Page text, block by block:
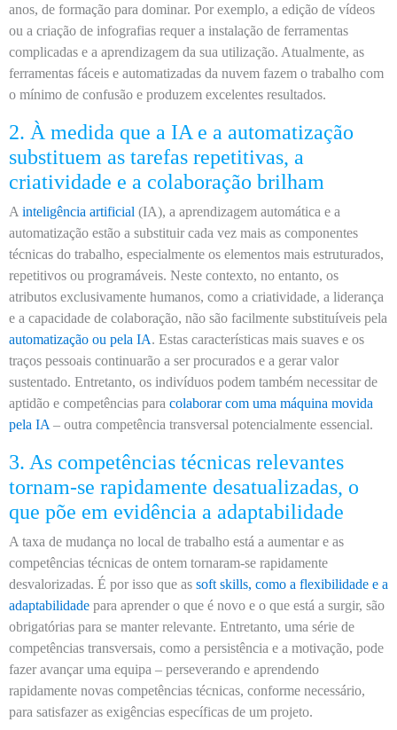
anos, de formação para dominar. Por exemplo, a edição de vídeos
ou a criação de infografias requer a instalação de ferramentas
complicadas e a aprendizagem da sua utilização. Atualmente, as
ferramentas fáceis e automatizadas da nuvem fazem o trabalho com
o mínimo de confusão e produzem excelentes resultados.
2. À medida que a IA e a automatização
substituem as tarefas repetitivas, a
criatividade e a colaboração brilham
A inteligência artificial (IA), a aprendizagem automática e a
automatização estão a substituir cada vez mais as componentes
técnicas do trabalho, especialmente os elementos mais estruturados,
repetitivos ou programáveis. Neste contexto, no entanto, os
atributos exclusivamente humanos, como a criatividade, a liderança
e a capacidade de colaboração, não são facilmente substituíveis pela
automatização ou pela IA. Estas características mais suaves e os
traços pessoais continuarão a ser procurados e a gerar valor
sustentado. Entretanto, os indivíduos podem também necessitar de
aptidão e competências para colaborar com uma máquina movida
pela IA – outra competência transversal potencialmente essencial.
3. As competências técnicas relevantes
tornam-se rapidamente desatualizadas, o
que põe em evidência a adaptabilidade
A taxa de mudança no local de trabalho está a aumentar e as
competências técnicas de ontem tornaram-se rapidamente
desvalorizadas. É por isso que as soft skills, como a flexibilidade e a
adaptabilidade para aprender o que é novo e o que está a surgir, são
obrigatórias para se manter relevante. Entretanto, uma série de
competências transversais, como a persistência e a motivação, pode
fazer avançar uma equipa – perseverando e aprendendo
rapidamente novas competências técnicas, conforme necessário,
para satisfazer as exigências específicas de um projeto.